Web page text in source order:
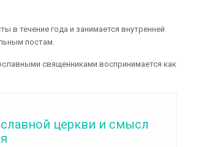
в течение года и занимается внутренней
постам.
священниками воспринимается как
церкви и смысл